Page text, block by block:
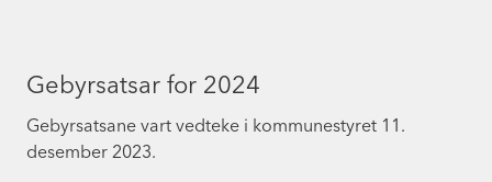
Gebyrsatsar for 2024
Gebyrsatsane vart vedteke i kommunestyret 11.
desember 2023.